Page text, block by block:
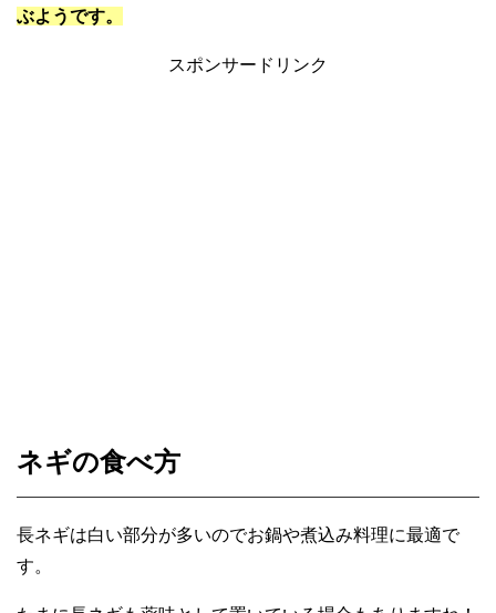
ぶようです。
スポンサードリンク
ネギの食べ方
長ネギは白い部分が多いのでお鍋や煮込み料理に最適で
す。